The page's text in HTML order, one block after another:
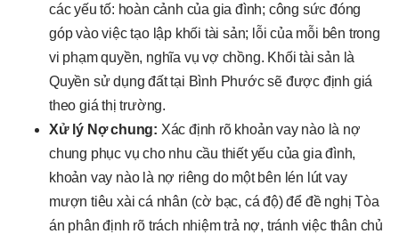
các yếu tố: hoàn cảnh của gia đình; công sức đóng
góp vào việc tạo lập khối tài sản; lỗi của mỗi bên trong
vi phạm quyền, nghĩa vụ vợ chồng. Khối tài sản là
Quyền sử dụng đất tại Bình Phước sẽ được định giá
theo giá thị trường.
Xử lý Nợ chung: Xác định rõ khoản vay nào là nợ
chung phục vụ cho nhu cầu thiết yếu của gia đình,
khoản vay nào là nợ riêng do một bên lén lút vay
mượn tiêu xài cá nhân (cờ bạc, cá độ) để đề nghị Tòa
án phân định rõ trách nhiệm trả nợ, tránh việc thân chủ